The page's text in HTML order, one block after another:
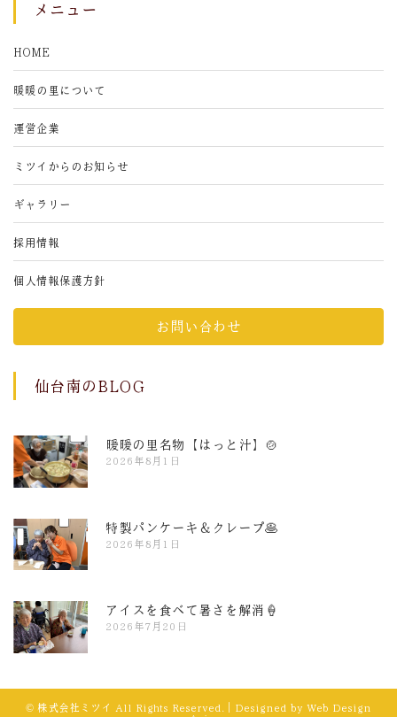
メニュー
HOME
暖暖の里について
運営企業
ミツイからのお知らせ
ギャラリー
採用情報
個人情報保護方針
お問い合わせ
仙台南のBLOG
暖暖の里名物【はっと汁】🍲
2026年8月1日
特製パンケーキ＆クレープ🥞
2026年8月1日
アイスを食べて暑さを解消🍦
2026年7月20日
© 株式会社ミツイ All Rights Reserved.｜Designed by Web Design